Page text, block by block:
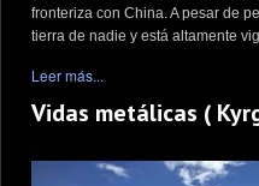
fronteriza con China. A pesar de
tierra de nadie y está altamente
Leer más...
Vidas metálicas (